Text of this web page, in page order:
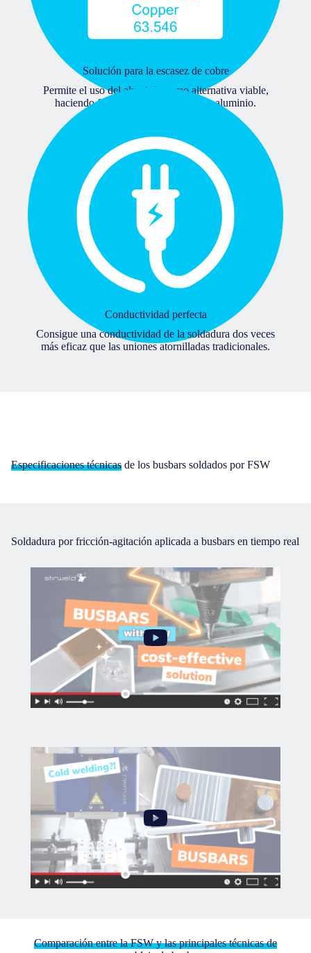
Solución para la escasez de cobre
Permite el uso del aluminio como alternativa viable,
haciendo factible la soldadura cobre-aluminio.
Conductividad perfecta
Consigue una conductividad de la soldadura dos veces
más eficaz que las uniones atornilladas tradicionales.
Especificaciones técnicas de los busbars soldados por FSW
Soldadura por fricción-agitación aplicada a busbars en tiempo real
Comparación entre la FSW y las principales técnicas de